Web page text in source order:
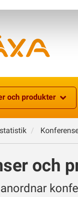
och produkter
och